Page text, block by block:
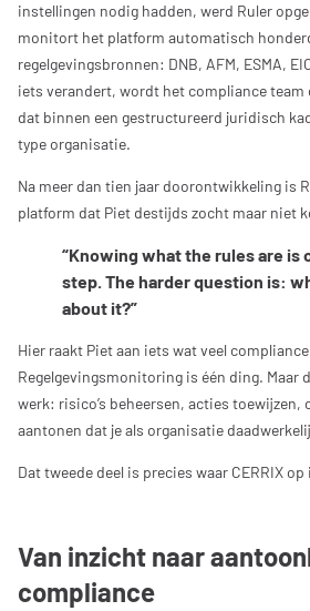
instellingen nodig hadden, werd Ruler
monitort het platform automatisch
regelgevingsbronnen: DNB, AFM, ESMA,
iets verandert, wordt het compliance team
dat binnen een gestructureerd juridisch
type organisatie.
Na meer dan tien jaar doorontwikkeling is
platform dat Piet destijds zocht maar niet
“Knowing what the rules are is
step. The harder question is:
about it?”
Hier raakt Piet aan iets wat veel
Regelgevingsmonitoring is één ding. Maar
werk: risico’s beheersen, acties toewijzen,
aantonen dat je als organisatie
Dat tweede deel is precies waar CERRIX
Van inzicht naar
compliance